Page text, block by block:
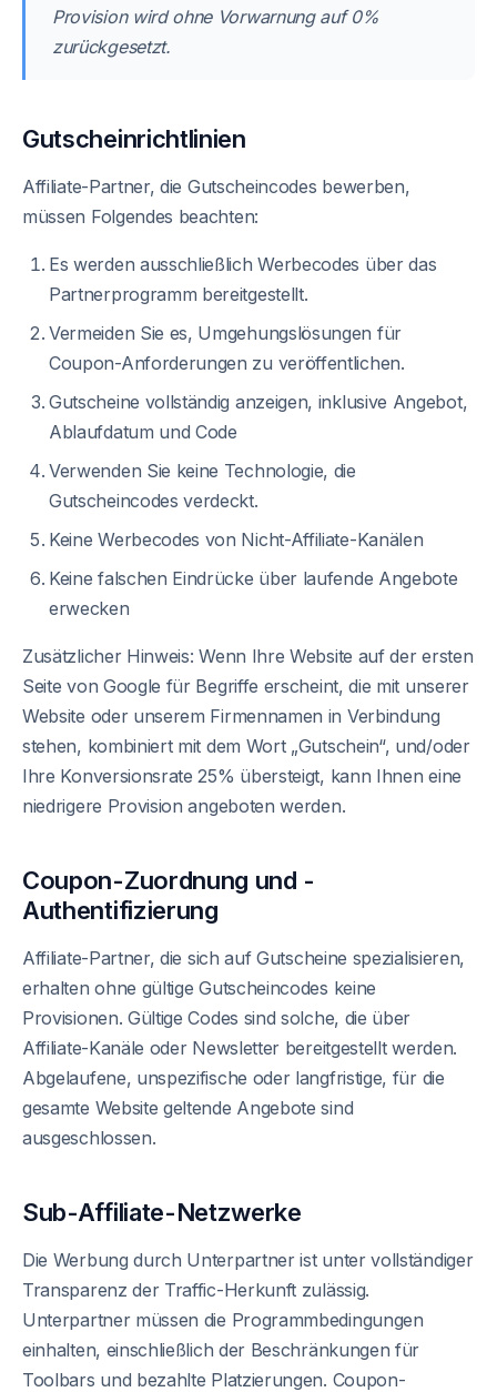
Provision wird ohne Vorwarnung auf 0%
zurückgesetzt.
Gutscheinrichtlinien
Affiliate-Partner, die Gutscheincodes bewerben,
müssen Folgendes beachten:
Es werden ausschließlich Werbecodes über das
Partnerprogramm bereitgestellt.
Vermeiden Sie es, Umgehungslösungen für
Coupon-Anforderungen zu veröffentlichen.
Gutscheine vollständig anzeigen, inklusive Angebot,
Ablaufdatum und Code
Verwenden Sie keine Technologie, die
Gutscheincodes verdeckt.
Keine Werbecodes von Nicht-Affiliate-Kanälen
Keine falschen Eindrücke über laufende Angebote
erwecken
Zusätzlicher Hinweis: Wenn Ihre Website auf der ersten
Seite von Google für Begriffe erscheint, die mit unserer
Website oder unserem Firmennamen in Verbindung
stehen, kombiniert mit dem Wort „Gutschein“, und/oder
Ihre Konversionsrate 25% übersteigt, kann Ihnen eine
niedrigere Provision angeboten werden.
Coupon-Zuordnung und -
Authentifizierung
Affiliate-Partner, die sich auf Gutscheine spezialisieren,
erhalten ohne gültige Gutscheincodes keine
Provisionen. Gültige Codes sind solche, die über
Affiliate-Kanäle oder Newsletter bereitgestellt werden.
Abgelaufene, unspezifische oder langfristige, für die
gesamte Website geltende Angebote sind
ausgeschlossen.
Sub-Affiliate-Netzwerke
Die Werbung durch Unterpartner ist unter vollständiger
Transparenz der Traffic-Herkunft zulässig.
Unterpartner müssen die Programmbedingungen
einhalten, einschließlich der Beschränkungen für
Toolbars und bezahlte Platzierungen. Coupon-